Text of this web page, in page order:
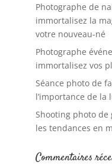
Photographe de
immortalisez la
votre nouveau-né
Photographe
immortalisez vos
Séance photo de
l’importance de
Shooting photo de
les tendances en
Commentaires